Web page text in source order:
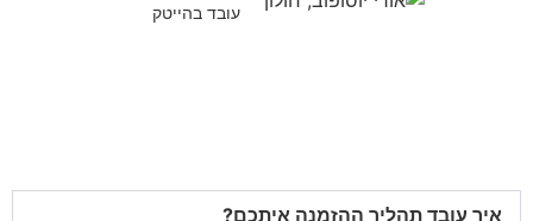
עובד בהייטק
איך עובד תהליך ההזמנה איתכם?